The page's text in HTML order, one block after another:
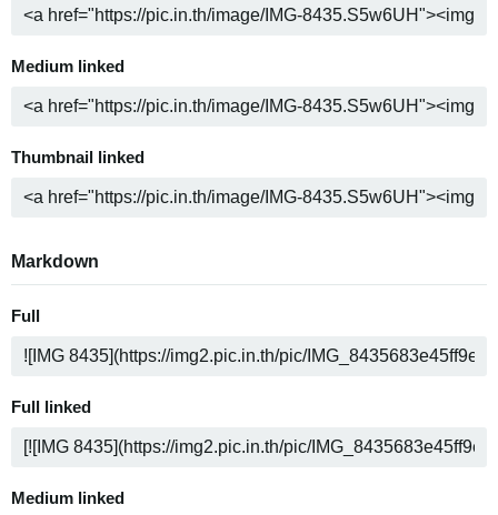
Medium linked
Thumbnail linked
Markdown
Full
Full linked
Medium linked